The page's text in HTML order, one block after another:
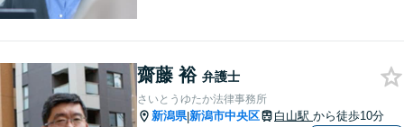
く）】
齋藤 裕 弁護士
さいとうゆたか法律事務所
新潟県|新潟市中央区 白山駅 から徒歩10分